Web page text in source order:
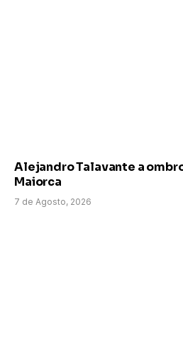
Alejandro Talavante a
Maiorca
7 de Agosto, 2026